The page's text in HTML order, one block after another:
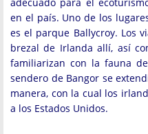
en el país. Uno de los
es el parque Ballycroy. Los
brezal de Irlanda allí, así
familiarizan con la fauna
sendero de Bangor se
manera, con la cual los
a los Estados Unidos.